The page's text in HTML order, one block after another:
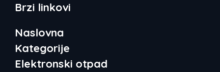
Brzi linkovi
Naslovna
Kategorije
Elektronski otpad